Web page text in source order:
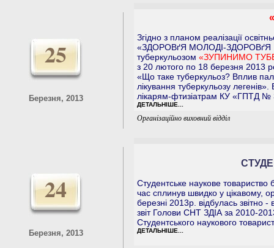
25
Березня, 2013
Згідно з планом реалізації
«ЗДОРОВґЯ МОЛОДІ-ЗДОРОВґЯ
туберкульозом «ЗУПИНИМО
з 20 лютого по 18 березня 2013
«Що таке туберкульоз? Вплив
лікування туберкульозу
лікарям-фтизіатрам КУ «ГПТД №
ДЕТАЛЬНІШЕ...
Організаційно виховний відділ
24
Березня, 2013
Студентське наукове товариство
час сплинув швидко у цікавому,
березні 2013р. відбулась звітно
звіт Голови СНТ ЗДІА за 2010-
Студентського наукового
ДЕТАЛЬНІШЕ...